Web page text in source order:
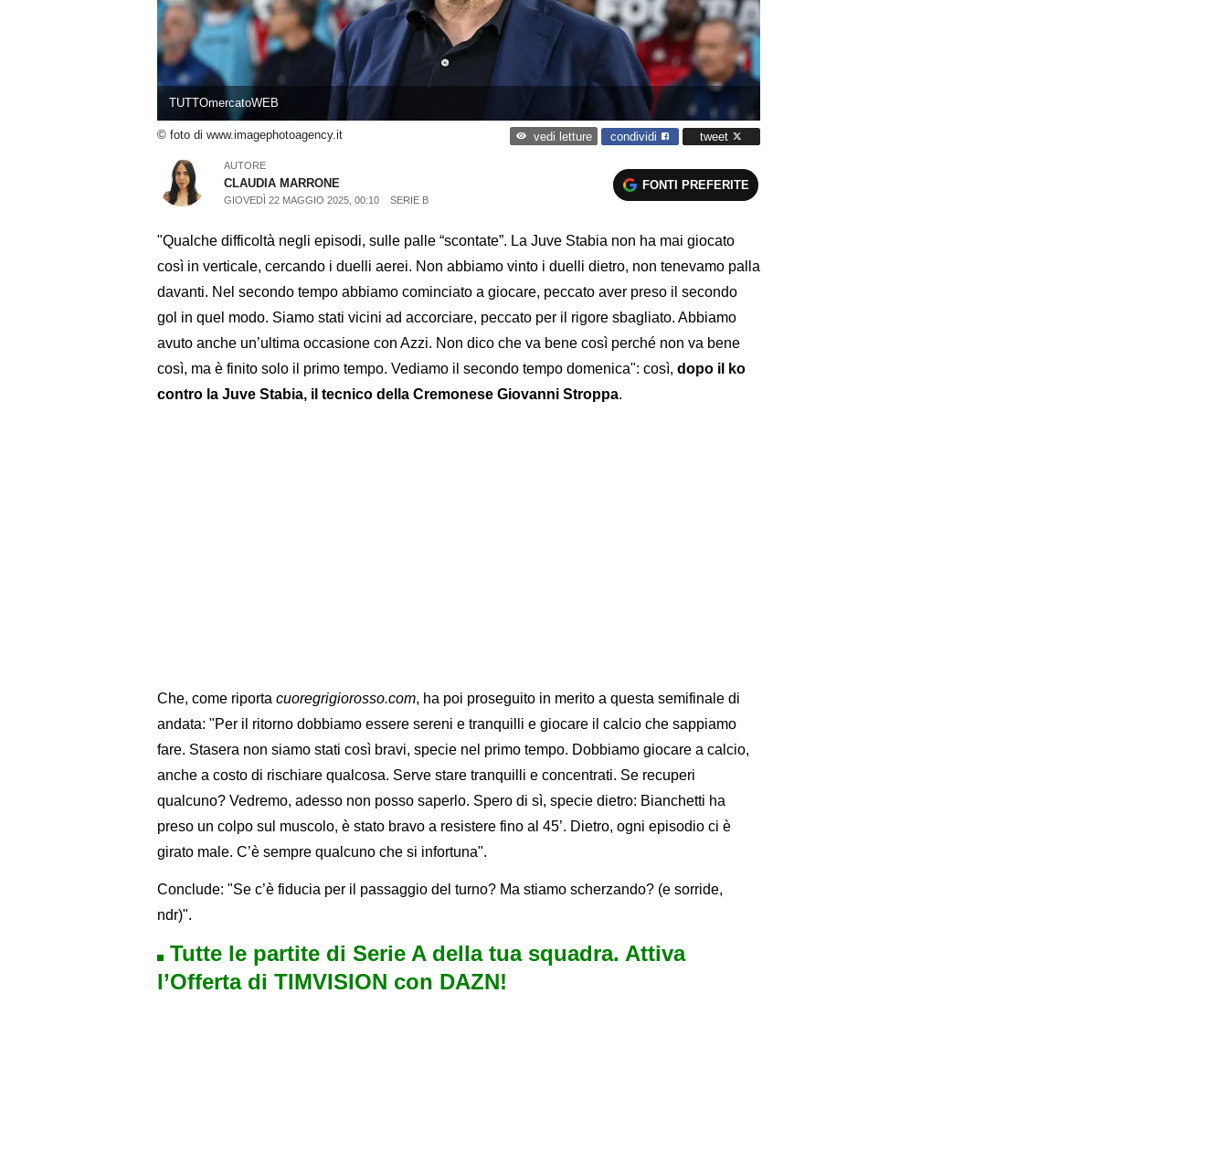
TUTTOmercatoWEB
© foto di www.imagephotoagency.it vedi letture condividi tweet
AUTORE
CLAUDIA MARRONE
GIOVEDÌ 22 MAGGIO 2025, 00:10 SERIE B
FONTI PREFERITE
"Qualche difficoltà negli episodi, sulle palle “scontate”. La Juve Stabia non ha mai giocato
così in verticale, cercando i duelli aerei. Non abbiamo vinto i duelli dietro, non tenevamo palla
davanti. Nel secondo tempo abbiamo cominciato a giocare, peccato aver preso il secondo
gol in quel modo. Siamo stati vicini ad accorciare, peccato per il rigore sbagliato. Abbiamo
avuto anche un’ultima occasione con Azzi. Non dico che va bene così perché non va bene
così, ma è finito solo il primo tempo. Vediamo il secondo tempo domenica": così, dopo il ko
contro la Juve Stabia, il tecnico della Cremonese Giovanni Stroppa.
Che, come riporta cuoregrigiorosso.com, ha poi proseguito in merito a questa semifinale di
andata: "Per il ritorno dobbiamo essere sereni e tranquilli e giocare il calcio che sappiamo
fare. Stasera non siamo stati così bravi, specie nel primo tempo. Dobbiamo giocare a calcio,
anche a costo di rischiare qualcosa. Serve stare tranquilli e concentrati. Se recuperi
qualcuno? Vedremo, adesso non posso saperlo. Spero di sì, specie dietro: Bianchetti ha
preso un colpo sul muscolo, è stato bravo a resistere fino al 45’. Dietro, ogni episodio ci è
girato male. C’è sempre qualcuno che si infortuna".
Conclude: "Se c’è fiducia per il passaggio del turno? Ma stiamo scherzando? (e sorride,
ndr)".
Tutte le partite di Serie A della tua squadra. Attiva
l’Offerta di TIMVISION con DAZN!